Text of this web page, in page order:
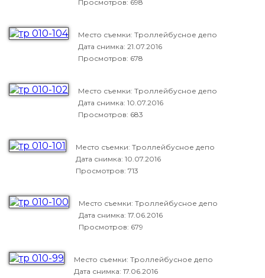
Просмотров: 698
Место съемки: Троллейбусное депо
Дата снимка: 21.07.2016
Просмотров: 678
Место съемки: Троллейбусное депо
Дата снимка: 10.07.2016
Просмотров: 683
Место съемки: Троллейбусное депо
Дата снимка: 10.07.2016
Просмотров: 713
Место съемки: Троллейбусное депо
Дата снимка: 17.06.2016
Просмотров: 679
Место съемки: Троллейбусное депо
Дата снимка: 17.06.2016